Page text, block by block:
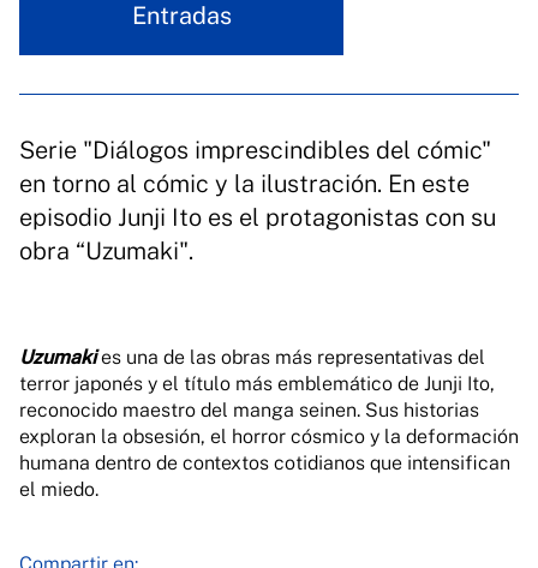
Entradas
Serie "Diálogos imprescindibles del cómic"
en torno al cómic y la ilustración. En este
episodio Junji Ito es el protagonistas con su
obra “Uzumaki".
Uzumakies una de las obras más representativas del
terror japonés y el título más emblemático de Junji Ito,
reconocido maestro del manga seinen. Sus historias
exploran la obsesión, el horror cósmico y la deformación
humana dentro de contextos cotidianos que intensifican
el miedo.